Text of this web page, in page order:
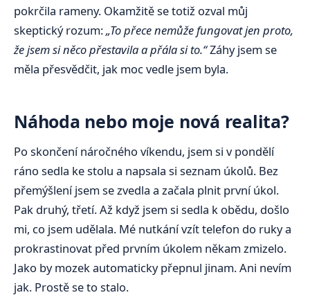
pokrčila rameny. Okamžitě se totiž ozval můj
skeptický rozum:„To přece nemůže fungovat jen proto,
že jsem si něco přestavila a přála si to.“Záhy jsem se
měla přesvědčit, jak moc vedle jsem byla.
Náhoda nebo moje nová realita?
Po skončení náročného víkendu, jsem si v pondělí
ráno sedla ke stolu a napsala si seznam úkolů. Bez
přemýšlení jsem se zvedla a začala plnit první úkol.
Pak druhý, třetí. Až když jsem si sedla k obědu, došlo
mi, co jsem udělala. Mé nutkání vzít telefon do ruky a
prokrastinovat před prvním úkolem někam zmizelo.
Jako by mozek automaticky přepnul jinam. Ani nevím
jak. Prostě se to stalo.